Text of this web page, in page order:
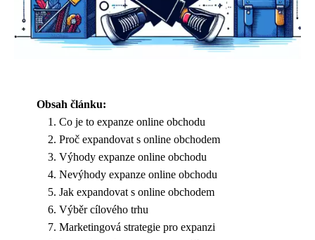
Obsah článku:
Co je to expanze online obchodu
Proč expandovat s online obchodem
Výhody expanze online obchodu
Nevýhody expanze online obchodu
Jak expandovat s online obchodem
Výběr cílového trhu
Marketingová strategie pro expanzi